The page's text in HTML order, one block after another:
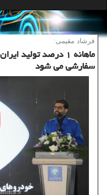
فرشاد مقیمی:
ماهانه ۱ درصد
سفارشی می شود